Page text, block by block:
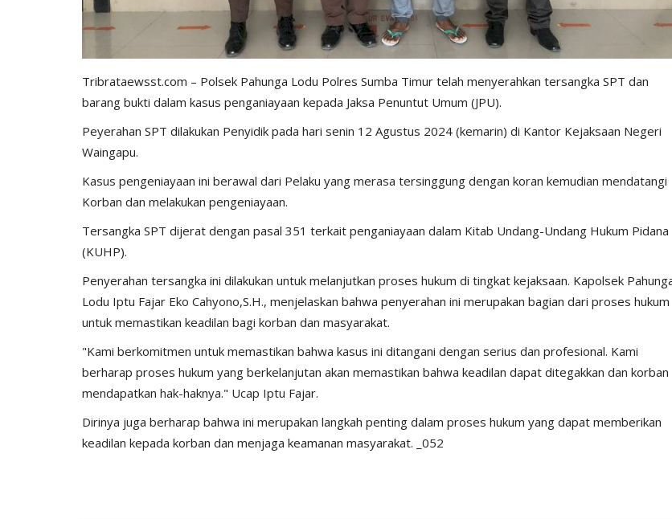
Tribrataewsst.com – Polsek Pahunga Lodu Polres Sumba Timur telah menyerahkan tersangka SPT dan
barang bukti dalam kasus penganiayaan kepada Jaksa Penuntut Umum (JPU).
Peyerahan SPT dilakukan Penyidik pada hari senin 12 Agustus 2024 (kemarin) di Kantor Kejaksaan Negeri
Waingapu.
Kasus pengeniayaan ini berawal dari Pelaku yang merasa tersinggung dengan koran kemudian mendatangi
Korban dan melakukan pengeniayaan.
Tersangka SPT dijerat dengan pasal 351 terkait penganiayaan dalam Kitab Undang-Undang Hukum Pidana
(KUHP).
Penyerahan tersangka ini dilakukan untuk melanjutkan proses hukum di tingkat kejaksaan. Kapolsek
Lodu Iptu Fajar Eko Cahyono,S.H., menjelaskan bahwa penyerahan ini merupakan bagian dari proses hukum
untuk memastikan keadilan bagi korban dan masyarakat.
"Kami berkomitmen untuk memastikan bahwa kasus ini ditangani dengan serius dan profesional. Kami
berharap proses hukum yang berkelanjutan akan memastikan bahwa keadilan dapat ditegakkan dan korban
mendapatkan hak-haknya." Ucap Iptu Fajar.
Dirinya juga berharap bahwa ini merupakan langkah penting dalam proses hukum yang dapat memberikan
keadilan kepada korban dan menjaga keamanan masyarakat. _052
BERANDA
Ketahanan Pangan Melalui...
Humas Polres Sumba Timur Jan 16, 2025 793
Polisi Kita
Sumba Timur Beri Arahan...
Humas Polres Sumba Timur Agu 23, 2016 2028